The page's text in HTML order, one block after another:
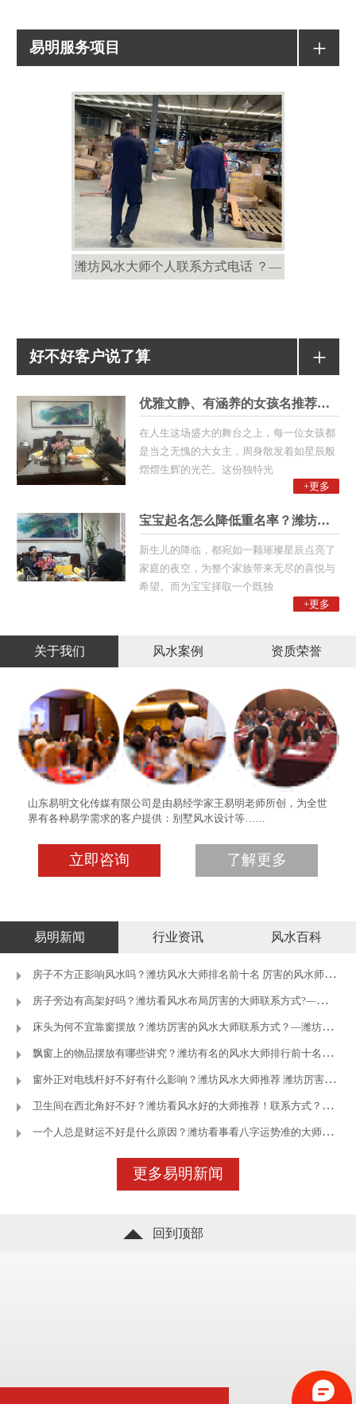
易明服务项目 +
潍坊风水大师个人联系方式电话 ？—
好不好客户说了算 +
优雅文静、有涵养的女孩名推荐！潍
在人生这场盛大的舞台之上，每一位女孩都
是当之无愧的大女主，周身散发着如星辰般
熠熠生辉的光芒。这份独特光
+更多
宝宝起名怎么降低重名率？潍坊起名
新生儿的降临，都宛如一颗璀璨星辰点亮了
家庭的夜空，为整个家族带来无尽的喜悦与
希望。而为宝宝择取一个既独
+更多
关于我们 风水案例 资质荣誉
山东易明文化传媒有限公司是由易经学家王易明老师所创，为全世
界有各种易学需求的客户提供：别墅风水设计等……
立即咨询 了解更多
立即咨询 了解更多
立即咨询 了解更多
易明新闻 行业资讯 风水百科
房子不方正影响风水吗？潍坊风水大师排名前十名 厉害的风水师推荐
房子旁边有高架好吗？潍坊看风水布局厉害的大师联系方式?—潍坊王
床头为何不宜靠窗摆放？潍坊厉害的风水大师联系方式？—潍坊王易明
飘窗上的物品摆放有哪些讲究？潍坊有名的风水大师排行前十名—潍坊
窗外正对电线杆好不好有什么影响？潍坊风水大师推荐 潍坊厉害的风
卫生间在西北角好不好？潍坊看风水好的大师推荐！联系方式？—潍坊王
一个人总是财运不好是什么原因？潍坊看事看八字运势准的大师—潍坊
更多易明新闻
回到顶部